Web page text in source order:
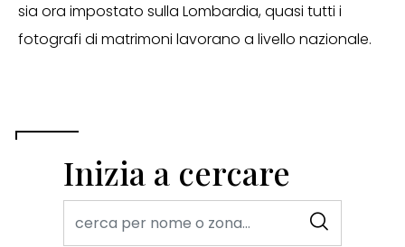
sia ora impostato sulla Lombardia, quasi tutti i
fotografi di matrimoni lavorano a livello nazionale.
Inizia a cercare